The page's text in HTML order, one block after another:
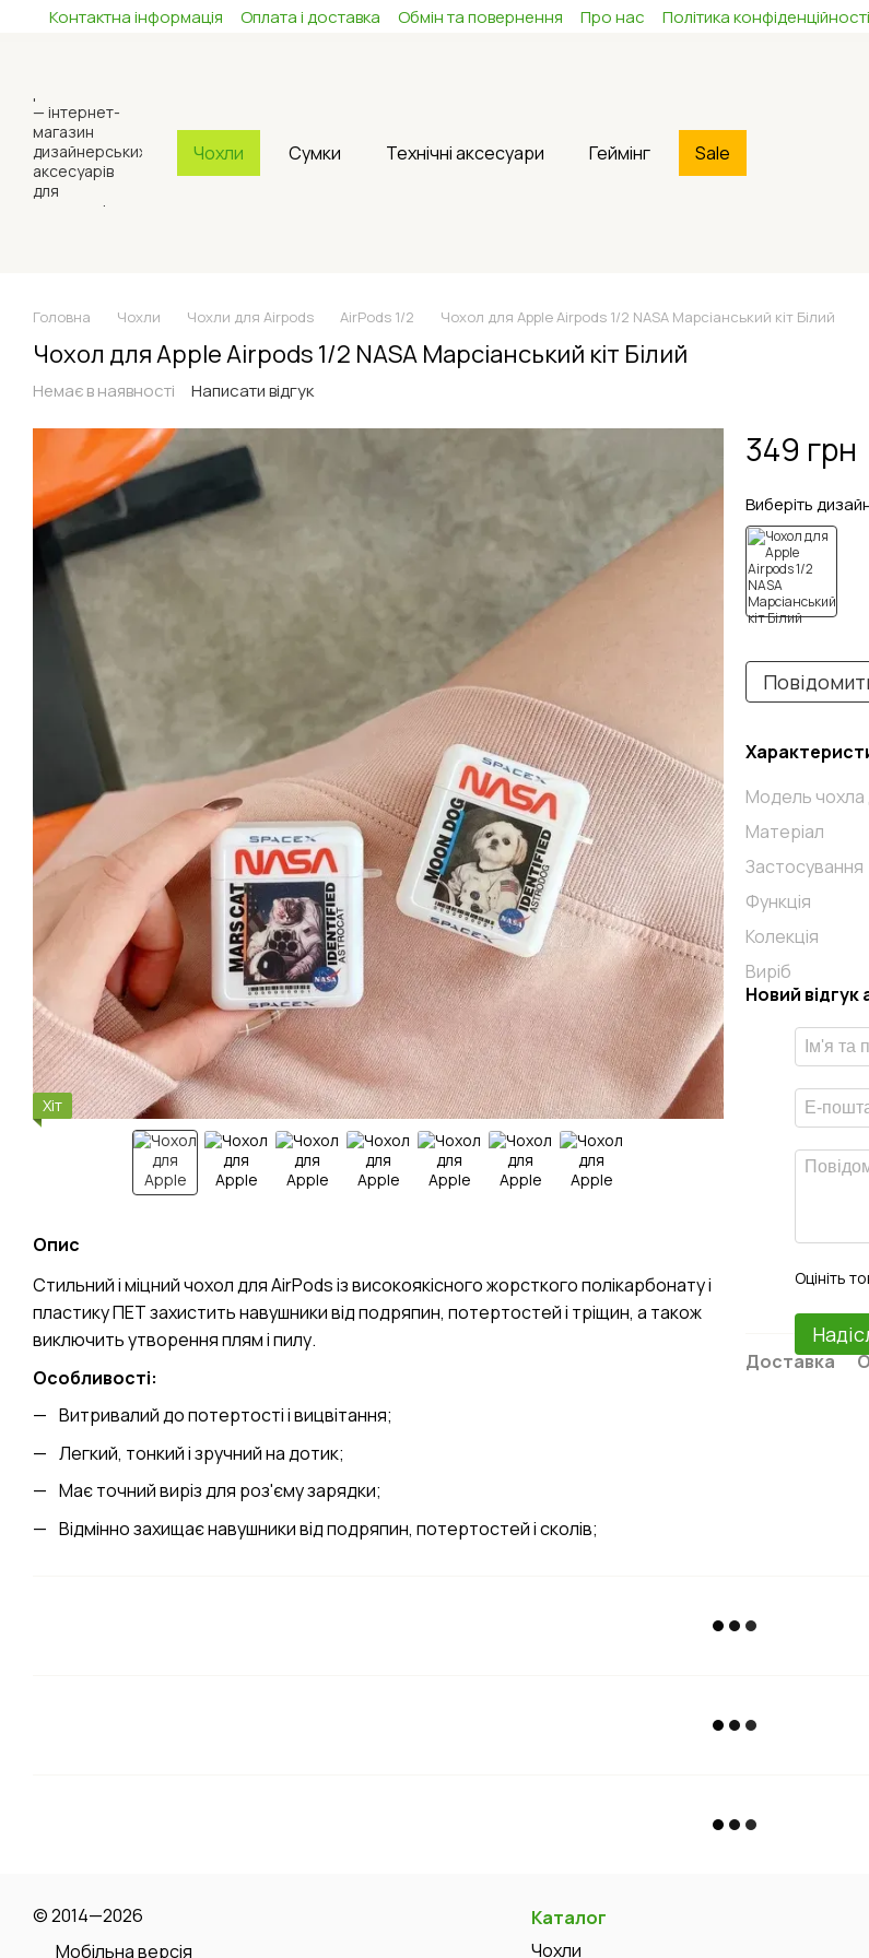
Перейти до основного контенту
Контактна інформація Оплата і доставка Обмін та повернення Про нас Політика конфіденційності
Чохли Сумки Технічні аксесуари Геймінг Sale
Головна Чохли Чохли для Airpods AirPods 1/2 Чохол для Apple Airpods 1/2 NASA Марсіанський кіт Білий
Чохол для Apple Airpods 1/2 NASA Марсіанський кіт Білий
Немає в наявності Написати відгук
Хіт
Опис
Стильний і міцний чохол для AirPods із високоякісного жорсткого полікарбонату і
пластику ПЕТ захистить навушники від подряпин, потертостей і тріщин, а також
виключить утворення плям і пилу.
Особливості:
Витривалий до потертості і вицвітання;
Легкий, тонкий і зручний на дотик;
Має точний виріз для роз'єму зарядки;
Відмінно захищає навушники від подряпин, потертостей і сколів;
349 грн
Виберіть
Модель чохла
Матеріал
Застосування
Функція
Колекція
Виріб
Новий
Оцініть
Доставка
© 2014—2026
Мобільна версія
Каталог
Чохли